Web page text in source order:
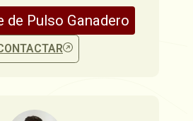
de Pulso Ganadero